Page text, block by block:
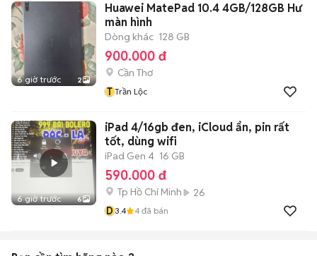
6 giờ trước 2
Huawei MatePad 10.4 4GB/128GB Hư
màn hình
Dòng khác 128 GB
900.000 đ
Cần Thơ
T Trần Lộc
6 giờ trước 6
iPad 4/16gb đen, iCloud ẩn, pin rất
tốt, dùng wifi
iPad Gen 4 16 GB
590.000 đ
Tp Hồ Chí Minh
26
D3.4 4 đã bán